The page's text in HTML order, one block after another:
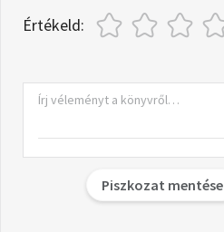
Értékeld:
Piszkozat mentése